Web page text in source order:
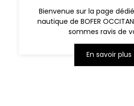
Bienvenue sur la page
nautique de BOFER
sommes ravis de
En savoir plus